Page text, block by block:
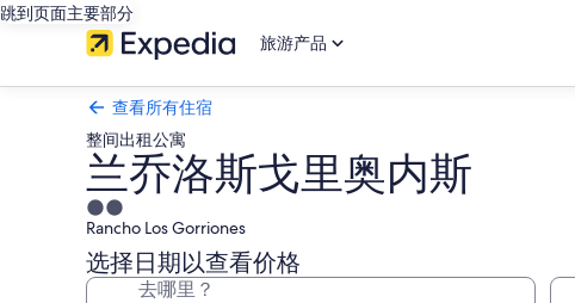
跳到页面主要部分
旅游产品
查看所有住宿
整间出租公寓
兰乔洛斯戈里奥内斯
2.0
星
住
宿
Rancho Los Gorriones
选择日期以查看价格
去哪里？